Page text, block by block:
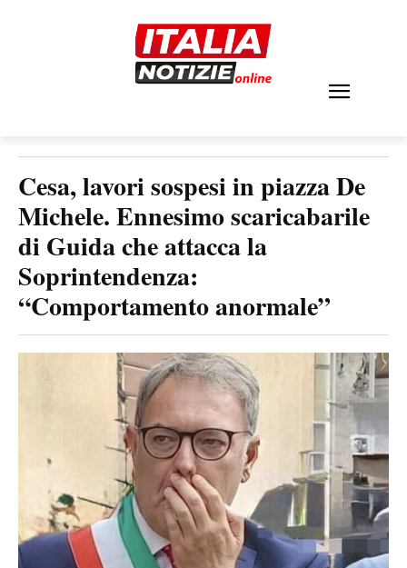
Cesa, lavori sospesi in piazza De
Michele. Ennesimo scaricabarile
di Guida che attacca la
Soprintendenza:
“Comportamento anormale”